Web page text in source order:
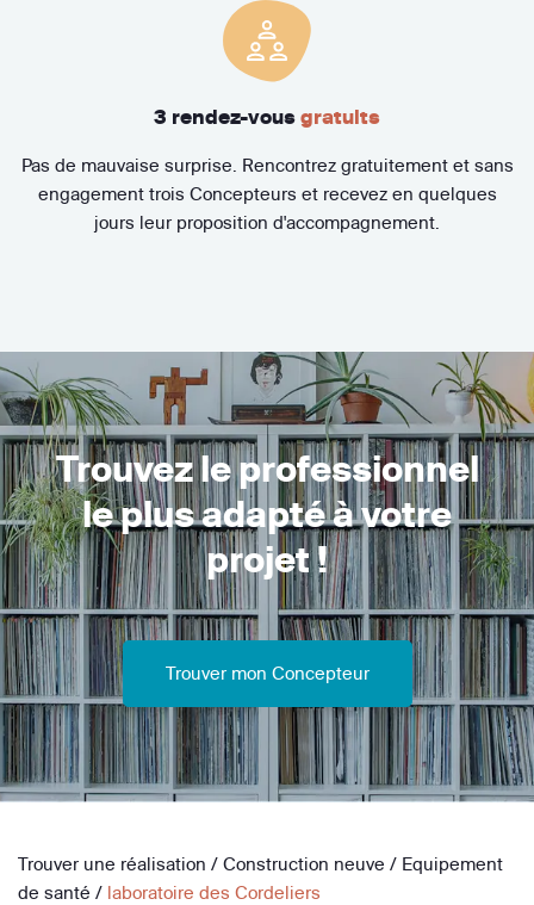
3 rendez-vous gratuits
Pas de mauvaise surprise. Rencontrez gratuitement et sans
engagement trois Concepteurs et recevez en quelques
jours leur proposition d'accompagnement.
Trouvez le professionnel
le plus adapté à votre
projet !
Trouver mon Concepteur
Trouver une réalisation / Construction neuve / Equipement
de santé / laboratoire des Cordeliers